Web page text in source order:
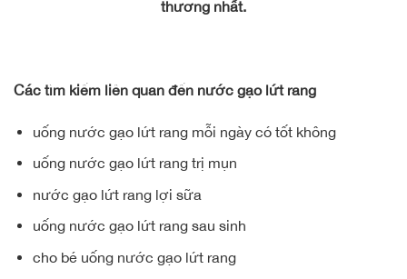
thương nhất.
Các tìm kiếm liên quan đến nước gạo lứt rang
uống nước gạo lứt rang mỗi ngày có tốt không
uống nước gạo lứt rang trị mụn
nước gạo lứt rang lợi sữa
uống nước gạo lứt rang sau sinh
cho bé uống nước gạo lứt rang